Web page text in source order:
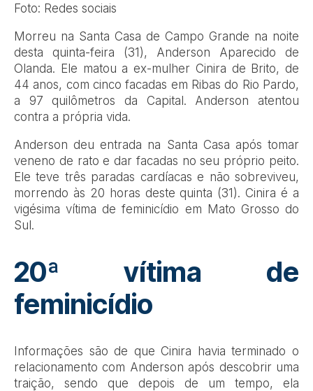
Foto: Redes sociais
Morreu na Santa Casa de Campo Grande na noite
desta quinta-feira (31), Anderson Aparecido de
Olanda. Ele matou a ex-mulher Cinira de Brito, de
44 anos, com cinco facadas em Ribas do Rio Pardo,
a 97 quilômetros da Capital. Anderson atentou
contra a própria vida.
Anderson deu entrada na Santa Casa após tomar
veneno de rato e dar facadas no seu próprio peito.
Ele teve três paradas cardíacas e não sobreviveu,
morrendo às 20 horas deste quinta (31). Cinira é a
vigésima vítima de feminicídio em Mato Grosso do
Sul.
20ª vítima de
feminicídio
Informações são de que Cinira havia terminado o
relacionamento com Anderson após descobrir uma
traição, sendo que depois de um tempo, ela